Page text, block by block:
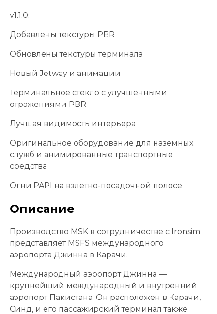
v1.1.0:
Добавлены текстуры PBR
Обновлены текстуры терминала
Новый Jetway и анимации
Терминальное стекло с улучшенными
отражениями PBR
Лучшая видимость интерьера
Оригинальное оборудование для наземных
служб и анимированные транспортные
средства
Огни PAPI на взлетно-посадочной полосе
Описание
Производство MSK в сотрудничестве с Ironsim
представляет MSFS международного
аэропорта Джинна в Карачи.
Международный аэропорт Джинна —
крупнейший международный и внутренний
аэропорт Пакистана. Он расположен в Карачи,
Синд, и его пассажирский терминал также